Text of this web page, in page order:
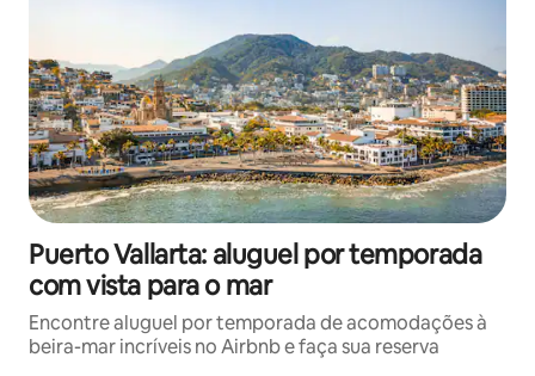
Puerto Vallarta: aluguel por temporada
com vista para o mar
Encontre aluguel por temporada de acomodações à
beira-mar incríveis no Airbnb e faça sua reserva